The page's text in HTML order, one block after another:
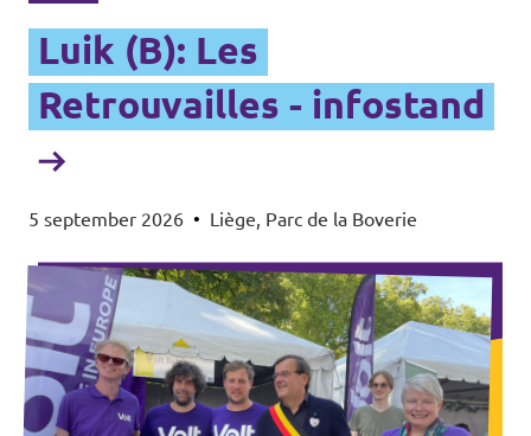
Luik (B): Les
Retrouvailles - infostand
5 september 2026 • Liège, Parc de la Boverie